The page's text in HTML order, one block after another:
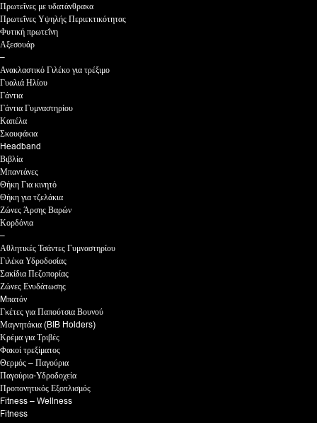
Πρωτεΐνες με υδατάνθρακα
Πρωτεΐνες Υψηλής Περιεκτικότητας
Φυτική πρωτεΐνη
Αξεσουάρ
–
Ανακλαστικό Γιλέκο για τρέξιμο
Γυαλιά Ηλίου
Γάντια
Γάντια Γυμναστηρίου
Καπέλα
Σκουφάκια
Headband
Βιβλία
Μπαντάνες
Θήκη Για κινητό
Θήκη για τζελάκια
Ζώνες Άρσης Βαρών
Κορδόνια
–
Αθλητικές Τσάντες Γυμναστηρίου
Γιλέκα Υδροδοσίας
Σακίδια Πεζοπορίας
Ζώνες Ενυδάτωσης
Mπατόν
Γκέτες για Παπούτσια Βουνού
Μαγνητάκια (BIB Holders)
Κρέμα για Τριβές
Φακοί τρεξίματος
Θερμός – Παγούρια
Παγούρια-Υδροδοχεία
Προπονητικός Εξοπλισμός
Fitness – Wellness
Fitness